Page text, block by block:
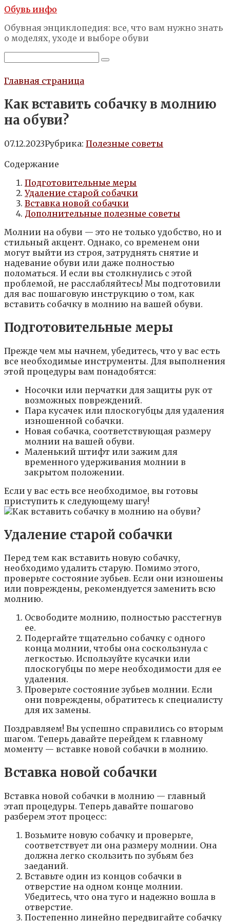
Перейти
контенту
Обувь инфо
Обувная энциклопедия: все, что вам нужно знать
о моделях, уходе и выборе обуви
Главная страница
Как вставить собачку в молнию
на обуви?
07.12.2023Рубрика: Полезные советы
Содержание
Подготовительные меры
Удаление старой собачки
Вставка новой собачки
Дополнительные полезные советы
Молнии на обуви — это не только удобство, но и
стильный акцент. Однако, со временем они
могут выйти из строя, затруднять снятие и
надевание обуви или даже полностью
поломаться. И если вы столкнулись с этой
проблемой, не расслабляйтесь! Мы подготовили
для вас пошаговую инструкцию о том, как
вставить собачку в молнию на вашей обуви.
Подготовительные меры
Прежде чем мы начнем, убедитесь, что у вас есть
все необходимые инструменты. Для выполнения
этой процедуры вам понадобятся:
Носочки или перчатки для защиты рук от
возможных повреждений.
Пара кусачек или плоскогубцы для удаления
изношенной собачки.
Новая собачка, соответствующая размеру
молнии на вашей обуви.
Маленький штифт или зажим для
временного удерживания молнии в
закрытом положении.
Если у вас есть все необходимое, вы готовы
приступить к следующему шагу!
Удаление старой собачки
Перед тем как вставить новую собачку,
необходимо удалить старую. Помимо этого,
проверьте состояние зубьев. Если они изношены
или повреждены, рекомендуется заменить всю
молнию.
Освободите молнию, полностью расстегнув
ее.
Подергайте тщательно собачку с одного
конца молнии, чтобы она соскользнула с
легкостью. Используйте кусачки или
плоскогубцы по мере необходимости для ее
удаления.
Проверьте состояние зубьев молнии. Если
они повреждены, обратитесь к специалисту
для их замены.
Поздравляем! Вы успешно справились со вторым
шагом. Теперь давайте перейдем к главному
моменту — вставке новой собачки в молнию.
Вставка новой собачки
Вставка новой собачки в молнию — главный
этап процедуры. Теперь давайте пошагово
разберем этот процесс:
Возьмите новую собачку и проверьте,
соответствует ли она размеру молнии. Она
должна легко скользить по зубьям без
заеданий.
Вставьте один из концов собачки в
отверстие на одном конце молнии.
Убедитесь, что она туго и надежно вошла в
отверстие.
Постепенно линейно передвигайте собачку